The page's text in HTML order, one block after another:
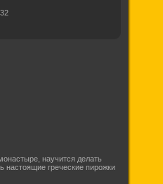
научится делать
настоящие греческие пирожки